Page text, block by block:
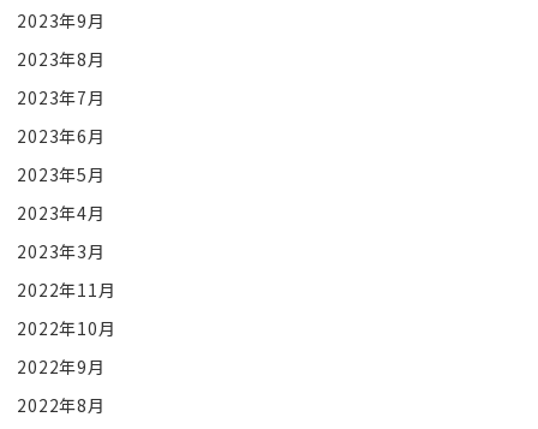
2023年9月
2023年8月
2023年7月
2023年6月
2023年5月
2023年4月
2023年3月
2022年11月
2022年10月
2022年9月
2022年8月